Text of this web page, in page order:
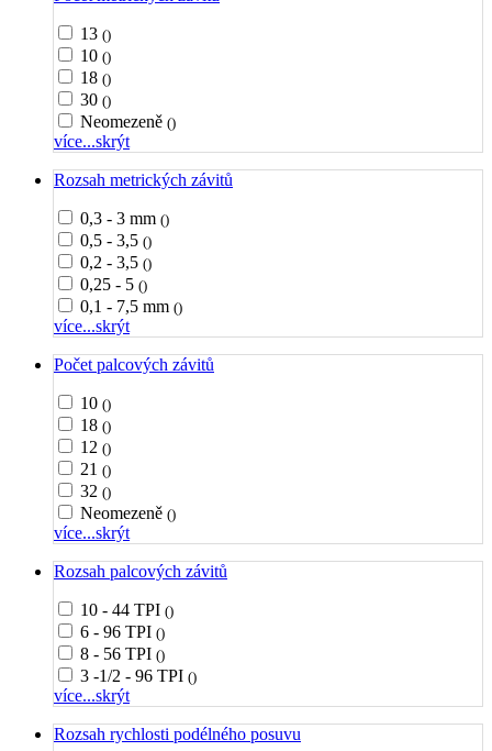
13 ()
10 ()
18 ()
30 ()
Neomezeně ()
více...skrýt
Rozsah metrických závitů
0,3 - 3 mm ()
0,5 - 3,5 ()
0,2 - 3,5 ()
0,25 - 5 ()
0,1 - 7,5 mm ()
více...skrýt
Počet palcových závitů
10 ()
18 ()
12 ()
21 ()
32 ()
Neomezeně ()
více...skrýt
Rozsah palcových závitů
10 - 44 TPI ()
6 - 96 TPI ()
8 - 56 TPI ()
3 -1/2 - 96 TPI ()
více...skrýt
Rozsah rychlosti podélného posuvu